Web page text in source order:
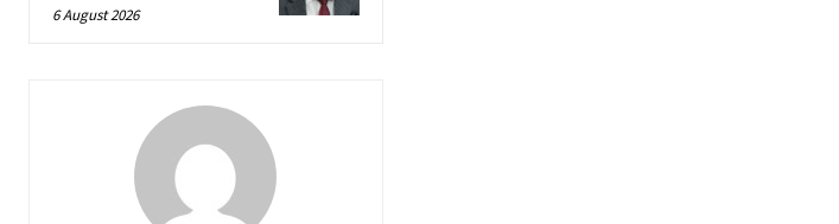
6 August 2026